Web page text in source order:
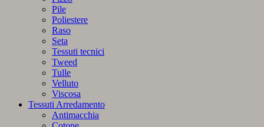
Pile
Poliestere
Raso
Seta
Tessuti tecnici
Tweed
Tulle
Velluto
Viscosa
Tessuti Arredamento
Antimacchia